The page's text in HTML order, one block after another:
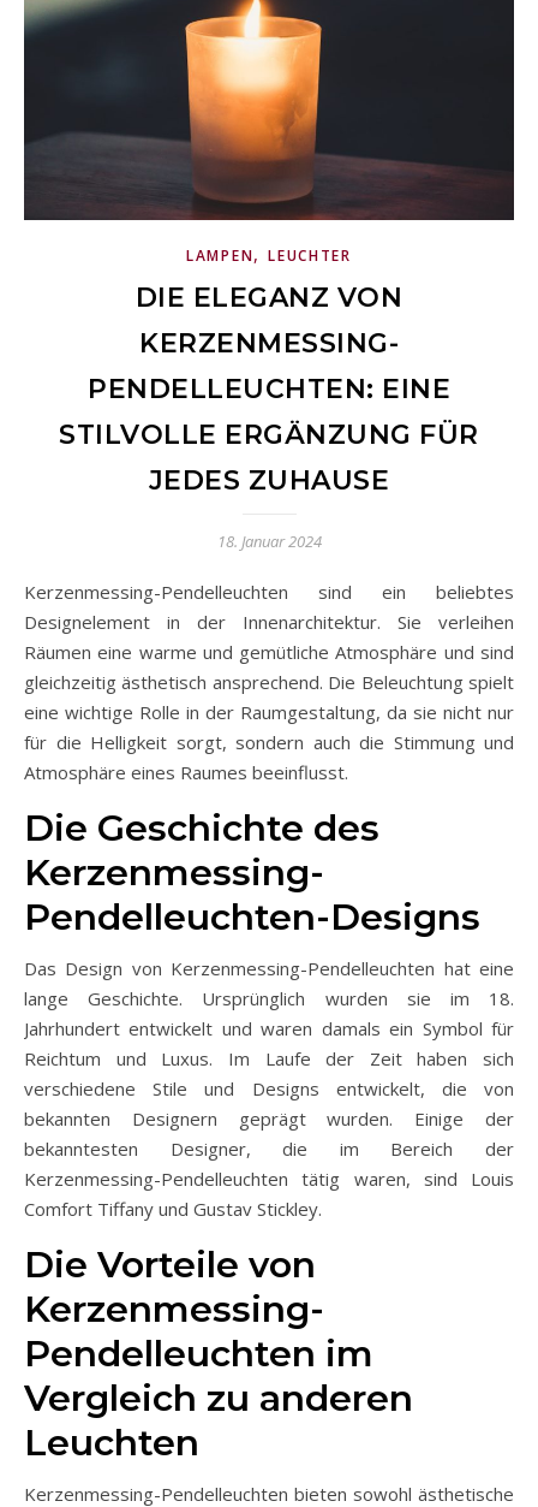
LAMPEN,LEUCHTER
DIE ELEGANZ VON
KERZENMESSING-
PENDELLEUCHTEN: EINE
STILVOLLE ERGÄNZUNG FÜR
JEDES ZUHAUSE
18. Januar 2024
Kerzenmessing-Pendelleuchten sind ein beliebtes
Designelement in der Innenarchitektur. Sie verleihen
Räumen eine warme und gemütliche Atmosphäre und sind
gleichzeitig ästhetisch ansprechend. Die Beleuchtung spielt
eine wichtige Rolle in der Raumgestaltung, da sie nicht nur
für die Helligkeit sorgt, sondern auch die Stimmung und
Atmosphäre eines Raumes beeinflusst.
Die Geschichte des
Kerzenmessing-
Pendelleuchten-Designs
Das Design von Kerzenmessing-Pendelleuchten hat eine
lange Geschichte. Ursprünglich wurden sie im 18.
Jahrhundert entwickelt und waren damals ein Symbol für
Reichtum und Luxus. Im Laufe der Zeit haben sich
verschiedene Stile und Designs entwickelt, die von
bekannten Designern geprägt wurden. Einige der
bekanntesten Designer, die im Bereich der
Kerzenmessing-Pendelleuchten tätig waren, sind Louis
Comfort Tiffany und Gustav Stickley.
Die Vorteile von
Kerzenmessing-
Pendelleuchten im
Vergleich zu anderen
Leuchten
Kerzenmessing-Pendelleuchten bieten sowohl ästhetische